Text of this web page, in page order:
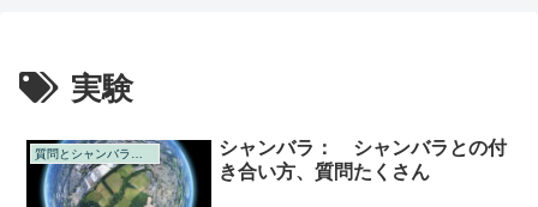
実験
シャンバラ： シャンバラとの付
き合い方、質問たくさん